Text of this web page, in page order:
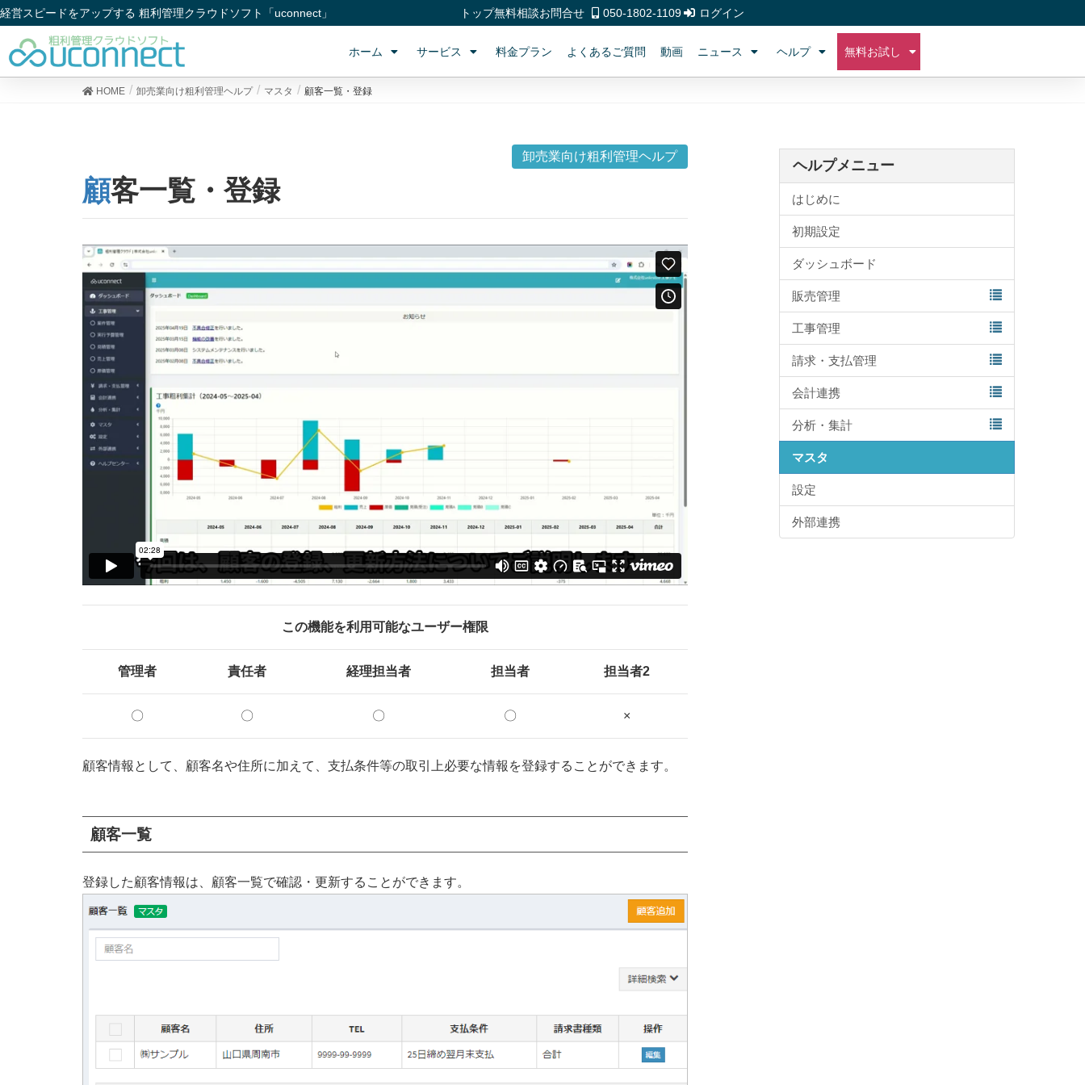
経営スピードをアップする 粗利管理クラウドソフト「uconnect」 トップ無料相談お問合せ 050-1802-1109 ログイン
ホーム サービス 料金プラン よくあるご質問 動画 ニュース ヘルプ 無料お試し
HOME 卸売業向け粗利管理ヘルプ マスタ 顧客一覧・登録
卸売業向け粗利管理ヘルプ
顧客一覧・登録
この機能を利用可能なユーザー権限
管理者 責任者 経理担当者 担当者 担当者2
〇 〇 〇 〇 ×
顧客情報として、顧客名や住所に加えて、支払条件等の取引上必要な情報を登録することができます。
顧客一覧
登録した顧客情報は、顧客一覧で確認・更新することができます。
ヘルプメニュー
はじめに
初期設定
ダッシュボード
販売管理
工事管理
請求・支払管理
会計連携
分析・集計
マスタ
設定
外部連携